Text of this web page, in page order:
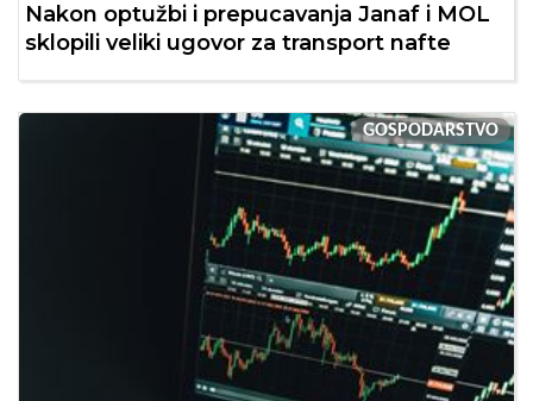
Nakon optužbi i prepucavanja Janaf i MOL
sklopili veliki ugovor za transport nafte
GOSPODARSTVO